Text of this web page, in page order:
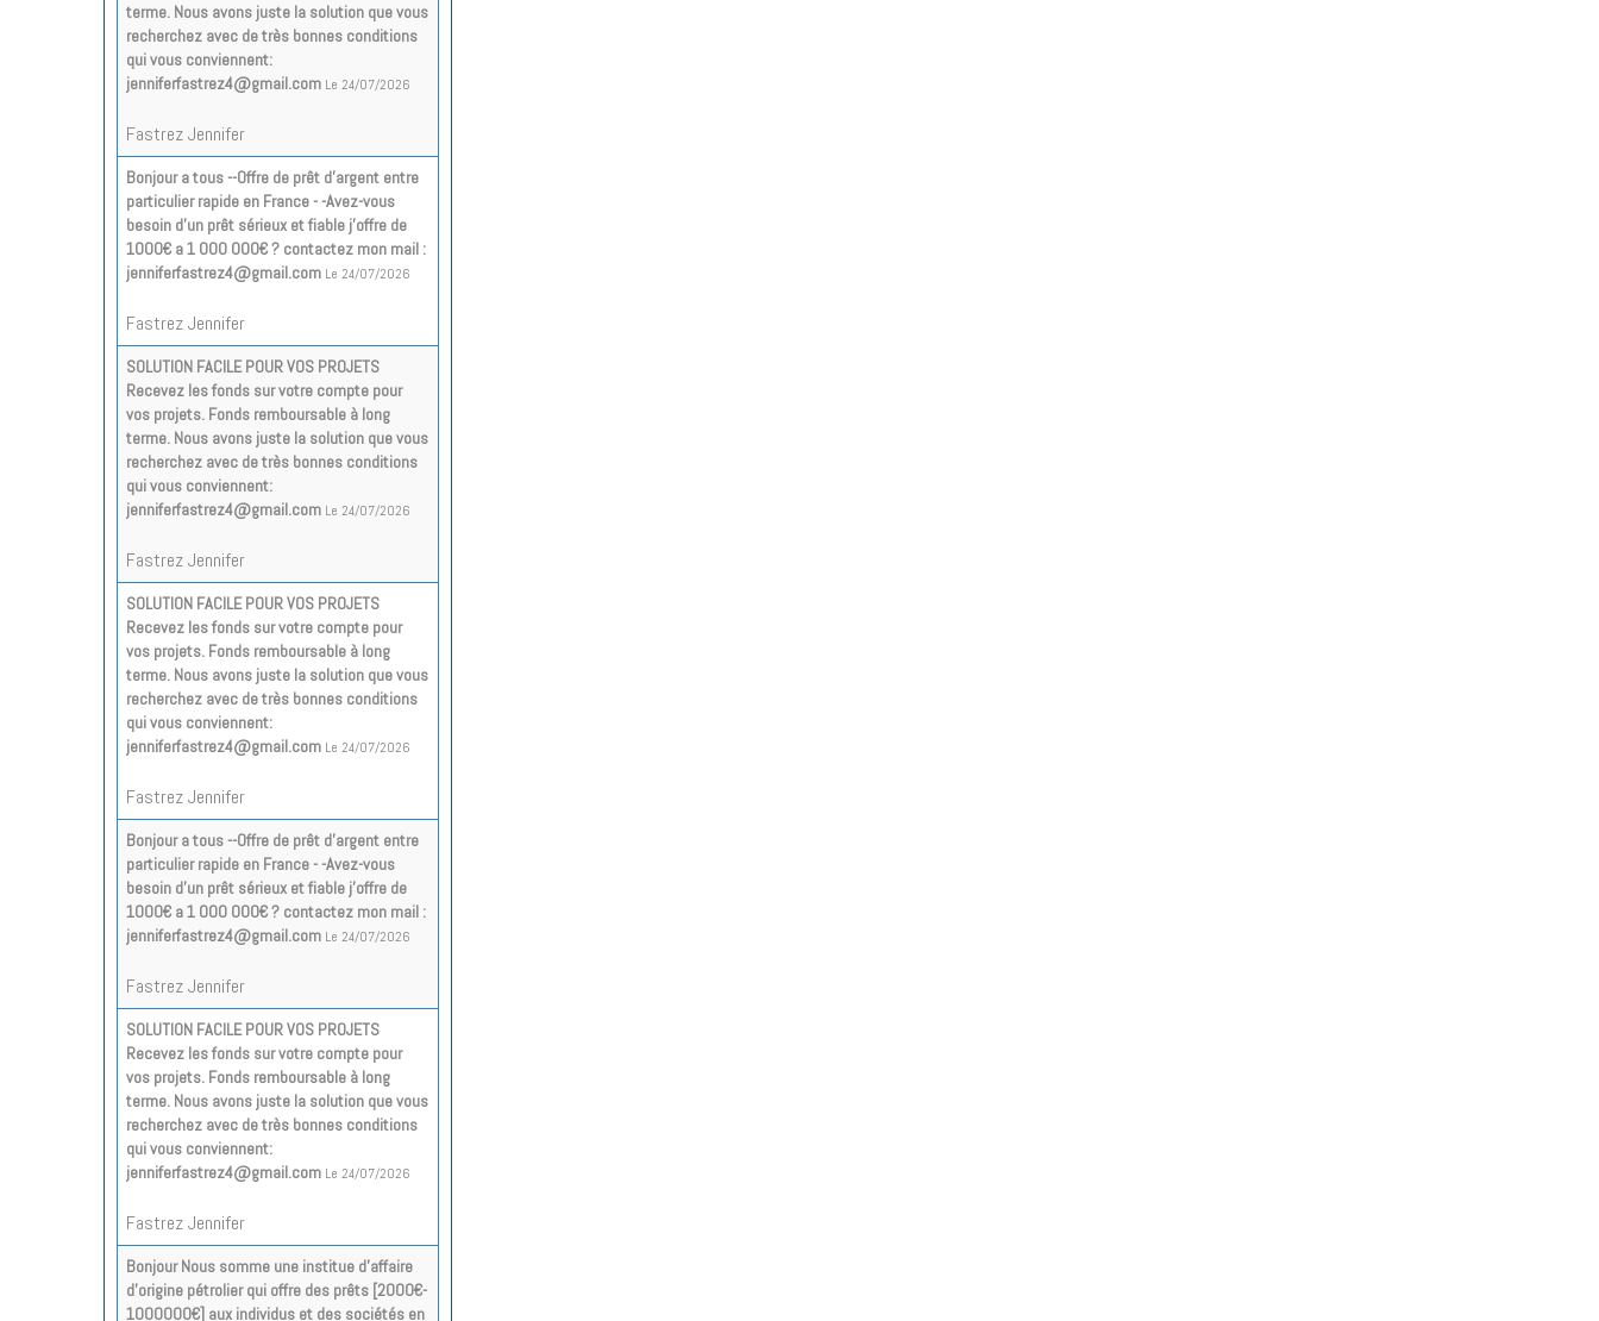
terme. Nous avons juste la solution que vous
recherchez avec de très bonnes conditions
qui vous conviennent:
jenniferfastrez4@gmail.com Le 24/07/2026
Fastrez Jennifer
Bonjour a tous --Offre de prêt d'argent entre
particulier rapide en France - -Avez-vous
besoin d'un prêt sérieux et fiable j'offre de
1000€ a 1 000 000€ ? contactez mon mail :
jenniferfastrez4@gmail.com Le 24/07/2026
Fastrez Jennifer
SOLUTION FACILE POUR VOS PROJETS
Recevez les fonds sur votre compte pour
vos projets. Fonds remboursable à long
terme. Nous avons juste la solution que vous
recherchez avec de très bonnes conditions
qui vous conviennent:
jenniferfastrez4@gmail.com Le 24/07/2026
Fastrez Jennifer
SOLUTION FACILE POUR VOS PROJETS
Recevez les fonds sur votre compte pour
vos projets. Fonds remboursable à long
terme. Nous avons juste la solution que vous
recherchez avec de très bonnes conditions
qui vous conviennent:
jenniferfastrez4@gmail.com Le 24/07/2026
Fastrez Jennifer
Bonjour a tous --Offre de prêt d'argent entre
particulier rapide en France - -Avez-vous
besoin d'un prêt sérieux et fiable j'offre de
1000€ a 1 000 000€ ? contactez mon mail :
jenniferfastrez4@gmail.com Le 24/07/2026
Fastrez Jennifer
SOLUTION FACILE POUR VOS PROJETS
Recevez les fonds sur votre compte pour
vos projets. Fonds remboursable à long
terme. Nous avons juste la solution que vous
recherchez avec de très bonnes conditions
qui vous conviennent:
jenniferfastrez4@gmail.com Le 24/07/2026
Fastrez Jennifer
Bonjour Nous somme une institue d’affaire
d’origine pétrolier qui offre des prêts [2000€-
1000000€] aux individus et des sociétés en